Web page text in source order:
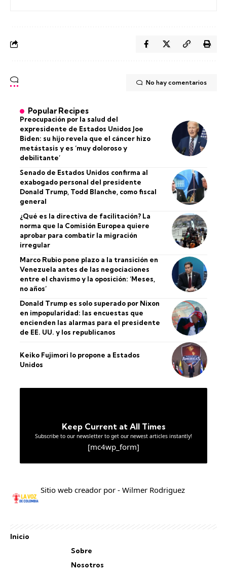
No hay comentarios
Popular Recipes
Preocupación por la salud del
expresidente de Estados Unidos Joe
Biden: su hijo revela que el cáncer hizo
metástasis y es ‘muy doloroso y
debilitante’
Senado de Estados Unidos confirma al
exabogado personal del presidente
Donald Trump, Todd Blanche, como fiscal
general
¿Qué es la directiva de facilitación? La
norma que la Comisión Europea quiere
aprobar para combatir la migración
irregular
Marco Rubio pone plazo a la transición en
Venezuela antes de las negociaciones
entre el chavismo y la oposición: ‘Meses,
no años’
Donald Trump es solo superado por Nixon
en impopularidad: las encuestas que
encienden las alarmas para el presidente
de EE. UU. y los republicanos
Keiko Fujimori lo propone a Estados
Unidos
Keep Current at All Times
Subscribe to our newsletter to get our newest articles instantly!
[mc4wp_form]
Sitio web creador por - Wilmer Rodriguez
Inicio
Sobre
Nosotros